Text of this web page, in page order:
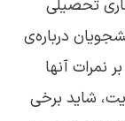
تحصیلی
درباره‌ی
نمرات آنها
شاید برخی